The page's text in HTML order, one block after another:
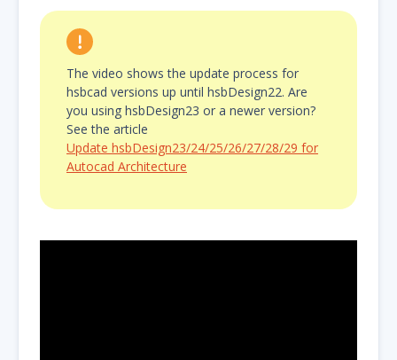
The video shows the update process for
hsbcad versions up until hsbDesign22. Are
you using hsbDesign23 or a newer version?
See the article
Update hsbDesign23/24/25/26/27/28/29 for
Autocad Architecture